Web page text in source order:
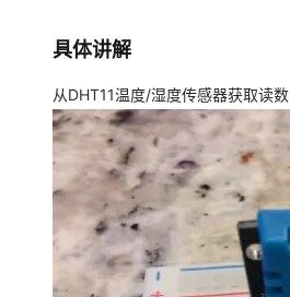
具体讲解
从DHT11温度/湿度传感器获取读数
网络与CDN
安全
中间件
数据库
大数据计算
媒体服务
安全
网络
可观测
上云与迁云
企业出海
政企业务